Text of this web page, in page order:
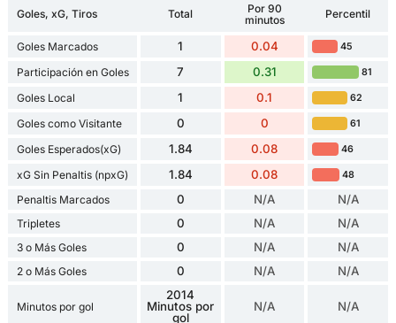
Goles, xG, Tiros Total
Por 90
minutos
Percentil
Goles Marcados 1 0.04 45
Participación en Goles 7 0.31 81
Goles Local 1 0.1 62
Goles como Visitante 0 0 61
Goles Esperados(xG) 1.84 0.08 46
xG Sin Penaltis (npxG) 1.84 0.08 48
Penaltis Marcados 0 N/A N/A
Tripletes 0 N/A N/A
3 o Más Goles 0 N/A N/A
2 o Más Goles 0 N/A N/A
Minutos por gol
2014
Minutos por
gol
N/A N/A